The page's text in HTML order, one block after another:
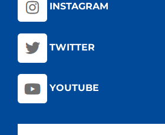
INSTAGRAM
TWITTER
YOUTUBE